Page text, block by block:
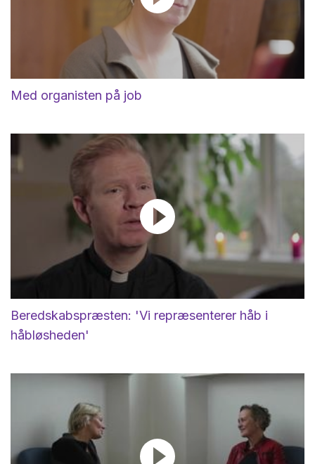
Med organisten på job
Beredskabspræsten: 'Vi repræsenterer håb i
håbløsheden'